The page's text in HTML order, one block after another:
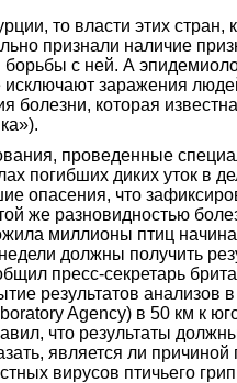
то власти этих стран,
признали наличие
с ней. А
исключают заражения
болезни, которая
проведенные
погибших диких уток в
опасения, что
же разновидностью
миллионы птиц
должны получить
пресс-секретарь
результатов
Agency) в 50 км к
что результаты
является ли
вирусов птичьего